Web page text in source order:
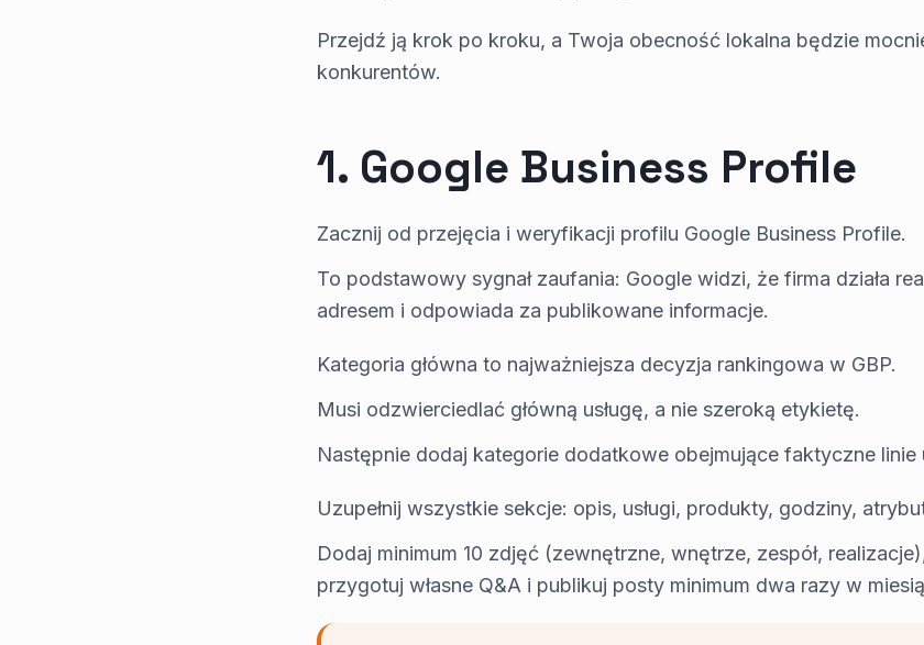
Przejdź ją krok po kroku, a Twoja obecność lokalna będzie
konkurentów.
1. Google Business Profile
Zacznij od przejęcia i weryfikacji profilu Google Business Profile.
To podstawowy sygnał zaufania: Google widzi, że firma działa
adresem i odpowiada za publikowane informacje.
Kategoria główna to najważniejsza decyzja rankingowa w GBP.
Musi odzwierciedlać główną usługę, a nie szeroką etykietę.
Następnie dodaj kategorie dodatkowe obejmujące faktyczne linie
Uzupełnij wszystkie sekcje: opis, usługi, produkty, godziny,
Dodaj minimum 10 zdjęć (zewnętrzne, wnętrze, zespół,
przygotuj własne Q&A i publikuj posty minimum dwa razy w